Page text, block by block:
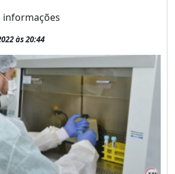
informações
às 20:44